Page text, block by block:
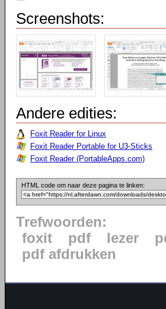
Screenshots:
Andere edities:
Foxit Reader for Linux
Foxit Reader Portable for U3-Sticks
Foxit Reader (PortableApps.com)
HTML code om naar deze pagina te linken:
Trefwoorden:
foxit
pdf lezer
pdf afdrukken